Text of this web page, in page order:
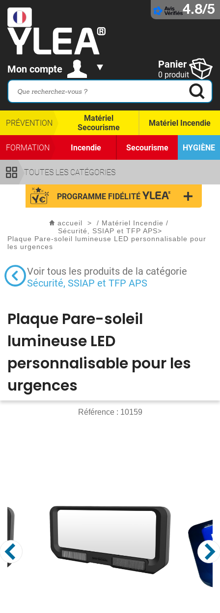
4.8/5
Mon compte Panier
0 produit
TOUTES LES CATÉGORIES
PRÉVENTION
Matériel
Secourisme
Matériel Incendie
FORMATION Incendie Secourisme HYGIÈNE
PROGRAMME FIDÉLITÉ
accueil > / Matériel Incendie /
Sécurité, SSIAP et TFP APS>
Plaque Pare-soleil lumineuse LED personnalisable pour
les urgences
Voir tous les produits de la catégorie
Sécurité, SSIAP et TFP APS
Plaque Pare-soleil
lumineuse LED
personnalisable pour les
urgences
Référence : 10159